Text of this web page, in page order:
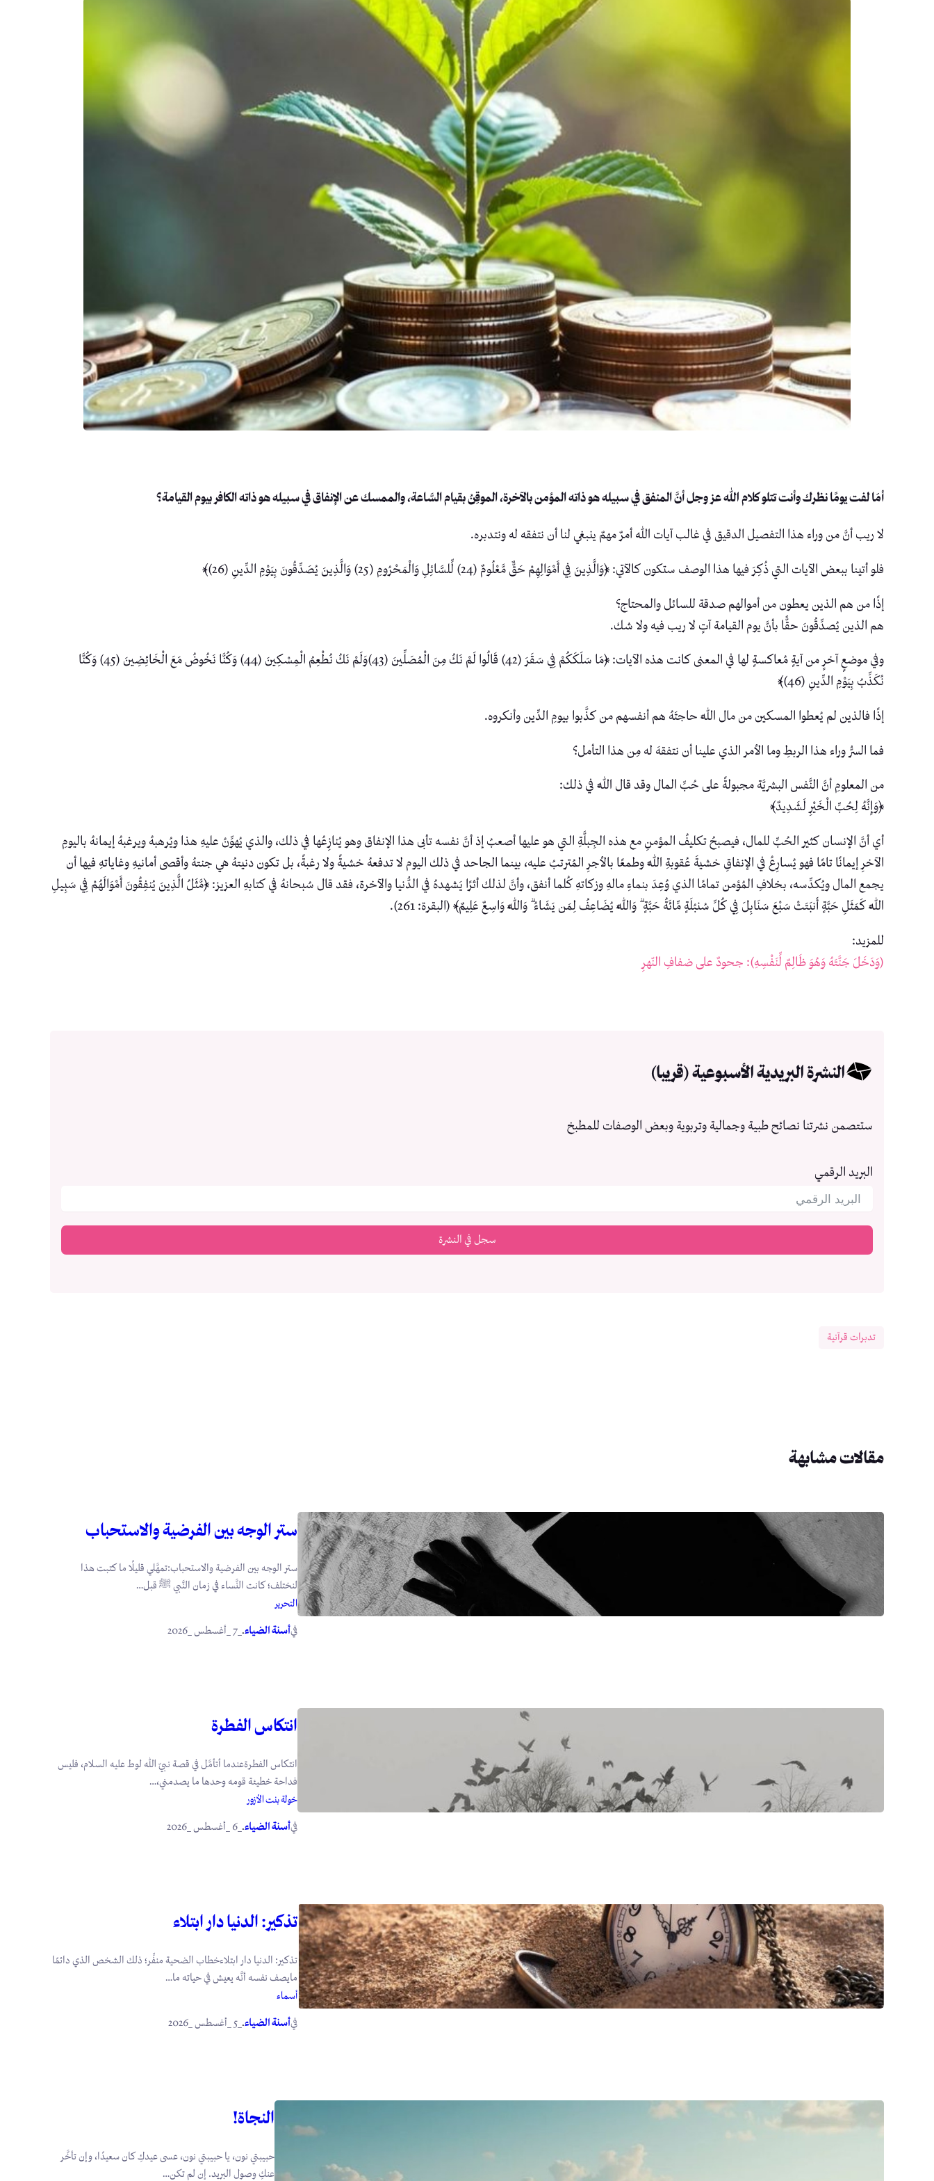
أمَا لفت يومًا نظرك وأنت تتلو كلام الله عز وجل أنَّ المنفق في سبيله هو ذاته المؤمن بالآخرة، الموقِنُ بقيام السَّاعة، والممسك عن الإنفاق في سبيله هو ذاته الكافر بيوم القيامة؟
لا ريب أنَّ من وراء هذا التفصيل الدقيق في غالب آيات الله أمرٌ مهمٌ ينبغي لنا أن نتفقه له ونتدبره.
فلو أتينا ببعض الآيات التي ذُكِرَ فيها هذا الوصف ستكون كالآتي: ﴿وَالَّذِينَ فِي أَمْوَالِهِمْ حَقٌّ مَّعْلُومٌ (24) لِّلسَّائِلِ وَالْمَحْرُومِ (25) وَالَّذِينَ يُصَدِّقُونَ بِيَوْمِ الدِّينِ (26)﴾
إذًا من هم الذين يعطون من أموالهم صدقة للسائل والمحتاج؟
هم الذين يُصدِّقُونَ حقًّا بأنَّ يوم القيامة آتٍ لا ريب فيه ولا شك.
وفي موضعٍ آخرٍ من آيةٍ مُعاكسةٍ لها في المعنى كانت هذه الآيات: ﴿مَا سَلَكَكُمْ فِي سَقَرَ (42) قَالُوا لَمْ نَكُ مِنَ الْمُصَلِّينَ (43)وَلَمْ نَكُ نُطْعِمُ الْمِسْكِينَ (44) وَكُنَّا نَخُوضُ مَعَ الْخَائِضِينَ (45) وَكُنَّا
نُكَذِّبُ بِيَوْمِ الدِّينِ (46)﴾
إذًا فالذين لم يُعطوا المسكين من مال اللَّه حاجتَهُ هم أنفسهم من كذَّبوا بيومِ الدِّين وأنكروه.
فما السرُّ وراء هذا الربطِ وما الأمر الذي علينا أن نتفقهَ له مِن هذا التأمل؟
من المعلومِ أنَّ النَّفس البشريَّة مجبولةً على حُبِّ المال وقد قال اللَّه في ذلك:
﴿وَإِنَّهُ لِحُبِّ الْخَيْرِ لَشَدِيدٌ﴾
أي أنَّ الإنسان كثير الحُبِّ للمال، فيصبحُ تكليفُ المؤمنِ مع هذه الجِبلَّةِ التي هو عليها أصعبُ إذ أنَّ نفسه تأبى هذا الإنفاق وهو يُنازِعُها في ذلك، والذي يُهوِّنُ عليهِ هذا ويُرهبهُ ويرغبهُ إيمانهُ باليومِ
الآخرِ إيمانًا تامًا فهو يُسارِعُ في الإنفاقِ خشيةَ عُقوبةِ اللَّه وطمعًا بالأجرِ المُترتبُ عليه، بينما الجاحد في ذلك اليوم لا تدفعهُ خشيةً ولا رغبةً، بل تكون دنيتهُ هي جنتهُ وأقصى أمانيهِ وغاياتهِ فيها أن
يجمع المال ويُكدِّسه، بخلافِ المُؤمن تمامًا الذي وُعِدَ بنماءِ مالهِ وزكاتهِ كُلما أنفق، وأنَّ لذلك أثرًا يَشهدهُ في الدُّنيا والآخرة، فقد قال سُبحانهُ في كتابهِ العزيز: ﴿مَّثَلُ الَّذِينَ يُنفِقُونَ أَمْوَالَهُمْ فِي سَبِيلِ
اللَّهِ كَمَثَلِ حَبَّةٍ أَنبَتَتْ سَبْعَ سَنَابِلَ فِي كُلِّ سُنبُلَةٍ مِّائَةُ حَبَّةٍ ۗ وَاللَّهُ يُضَاعِفُ لِمَن يَشَاءُ ۗ وَاللَّهُ وَاسِعٌ عَلِيمٌ﴾ (البقرة: 261).
للمزيد:
(وَدَخَلَ جَنَّتَهُ وَهُوَ ظَالِمٌ لِّنَفْسِهِ): جحودٌ على ضفافِ النّهرِ
النشرة البريدية الأسبوعية (قريبا)
ستتصمن نشرتنا نصائح طبية وجمالية وتربوية وبعض الوصفات للمطبخ
البريد الرقمي
سجل في النشرة
تدبرات قرآنية
مقالات مشابهة
ستر الوجه بين الفرضية والاستحباب
ستر الوجه بين الفرضية والاستحباب:تمهَّلي قليلًا ما كتبت هذا
لنختلف؛ كانت النَّساء في زمان النَّبي ﷺ قبل…
التحرير
فيأسنة الضياء.
انتكاس الفطرة
انتكاس الفطرةعندما أتأمَّل في قصة نبيّ الله لوط عليه السلام، فليس
فداحة خطيئة قومه وحدها ما يصدمني،…
خولة بنت الأزور
فيأسنة الضياء.
تذكير: الدنيا دار ابتلاء
تذكير: الدنيا دار ابتلاءخطاب الضحية منفِّر؛ ذلك الشخص الذي دائمًا
مايصف نفسه أنَّه يعيش في حياته ما…
أسماء
فيأسنة الضياء.
النجاة!
حبيبتي نون، يا حبيبتي نون، عسى عيدكِ كان سعيدًا، وإن تأخَّر
عنكِ وصول البريد. إن لم تكن…